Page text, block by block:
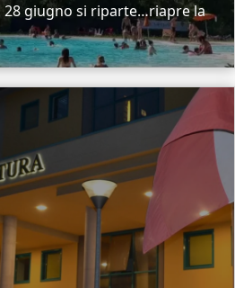
28 giugno si riparte…riapre la